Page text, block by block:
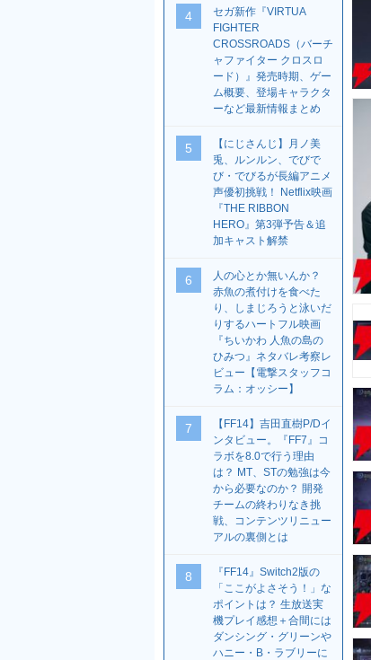
4
セガ新作『VIRTUA
FIGHTER
CROSSROADS（バーチ
ャファイター クロスロ
ード）』発売時期、ゲー
ム概要、登場キャラクタ
ーなど最新情報まとめ
5
【にじさんじ】月ノ美
兎、ルンルン、でびで
び・でびるが長編アニメ
声優初挑戦！ Netflix映画
『THE RIBBON
HERO』第3弾予告＆追
加キャスト解禁
6
人の心とか無いんか？
赤魚の煮付けを食べた
り、しまじろうと泳いだ
りするハートフル映画
『ちいかわ 人魚の島の
ひみつ』ネタバレ考察レ
ビュー【電撃スタッフコ
ラム：オッシー】
7
【FF14】吉田直樹P/Dイ
ンタビュー。『FF7』コ
ラボを8.0で行う理由
は？ MT、STの勉強は今
から必要なのか？ 開発
チームの終わりなき挑
戦、コンテンツリニュー
アルの裏側とは
8
『FF14』Switch2版の
「ここがよさそう！」な
ポイントは？ 生放送実
機プレイ感想＋合間には
ダンシング・グリーンや
ハニー・B・ラブリーに